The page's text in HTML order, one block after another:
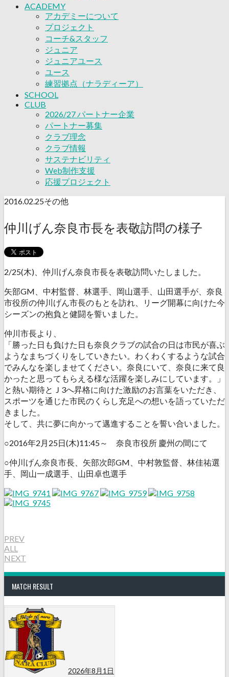
ACADEMY
アカデミーについて
プロジェクト
コーチ&スタッフ
ジュニア
ジュニアユース
ユース
練習拠点（ナラディーア）
SCHOOL
CLUB
2026/27 パートナー企業
パートナー募集
クラブ理念
クラブ情報
サステナビリティ
Web制作支援
応援プロジェクト
2016.02.25その他
仲川げん奈良市長を表敬訪問の様子
2/25(木)、仲川げん奈良市長を表敬訪問いたしました。
矢部GM、中村監督、林選手、岡山選手、山田選手が、奈良
市役所の仲川げん市長のもとを訪れ、リーグ開幕に向けた今
シーズンの抱負と健闘を誓いました。
仲川市長より、
「勝った日も負けた日も奈良クラブの試合の日は市民が喜ぶ
ようなまちづくりをしていきたい。わくわくするような試合
でみんなを楽しませてください。奈良にいて、奈良に来て良
かったと思ってもらえる様な活躍を楽しみにしています。」
と熱い期待とＪ3へ昇格に向けた激励のお言葉をいただき、
スポーツを通じた市民のくらし充足への想いを語っていただ
きました。
そして、共に夢に向かって邁進することを誓い合いました。
○2016年2月25日(木)11:45～ 奈良市役所 慶州の間にて
○仲川げん奈良市長、矢部次郎GM、中村敦監督、林佳祐選
手、岡山一成選手、山田卓也選手
PREV
ALL
NEXT
MATCH RESULT
2026年8月1日